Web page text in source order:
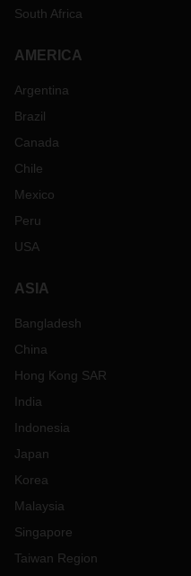
South Africa
AMERICA
Argentina
Brazil
Canada
Chile
Mexico
Peru
USA
ASIA
Bangladesh
China
Hong Kong SAR
India
Indonesia
Japan
Korea
Malaysia
Singapore
Taiwan Region